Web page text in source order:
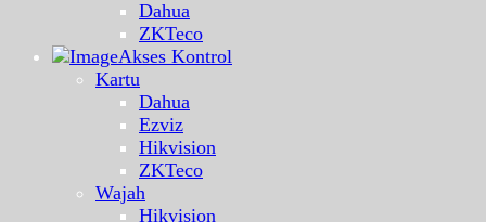
Dahua
ZKTeco
Akses Kontrol
Kartu
Dahua
Ezviz
Hikvision
ZKTeco
Wajah
Hikvision